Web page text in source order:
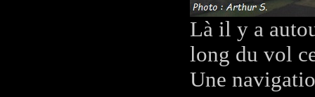
Là il y a
long du vol
Une